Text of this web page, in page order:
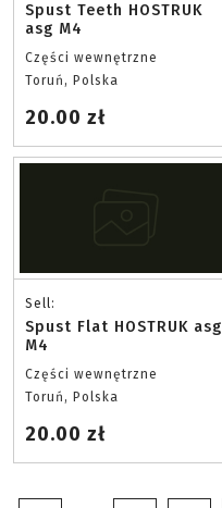
Spust Teeth HOSTRUK
asg M4
Części wewnętrzne
Toruń, Polska
20.00 zł
Sell:
Spust Flat HOSTRUK asg
M4
Części wewnętrzne
Toruń, Polska
20.00 zł